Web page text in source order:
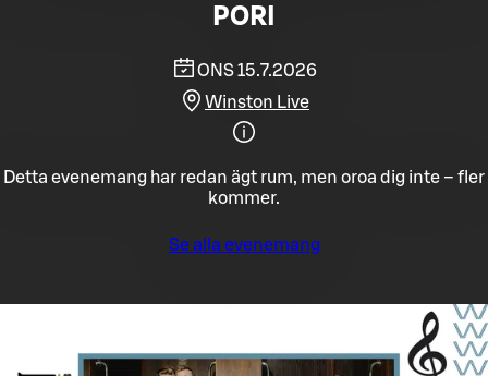
PORI
ONS 15.7.2026
Winston Live
Detta evenemang har redan ägt rum, men oroa dig inte – fler
kommer.
Se alla evenemang